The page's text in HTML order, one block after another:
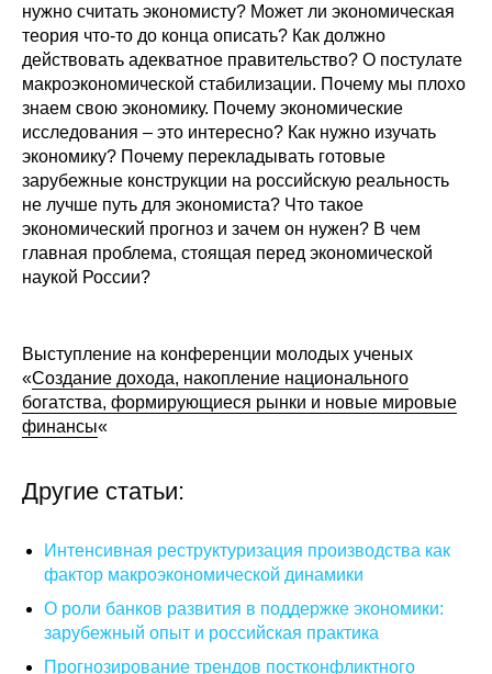
Издания
Проблемы прогнозирования
О журнале
Номера журналов
Редакционная этика
Информация для авторов
Стандарты оформления
Научные труды
Редакционная этика
Информация для авторов
нужно считать экономисту? Может ли экономическая
теория что-то до конца описать? Как должно
действовать адекватное правительство? О постулате
макроэкономической стабилизации. Почему мы плохо
знаем свою экономику. Почему экономические
исследования – это интересно? Как нужно изучать
экономику? Почему перекладывать готовые
зарубежные конструкции на российскую реальность
не лучше путь для экономиста? Что такое
экономический прогноз и зачем он нужен? В чем
главная проблема, стоящая перед экономической
наукой России?
Выступление на конференции молодых ученых
«Создание дохода, накопление национального
богатства, формирующиеся рынки и новые мировые
финансы«
Другие статьи:
Интенсивная реструктуризация производства как
фактор макроэкономической динамики
О роли банков развития в поддержке экономики:
зарубежный опыт и российская практика
Прогнозирование трендов постконфликтного